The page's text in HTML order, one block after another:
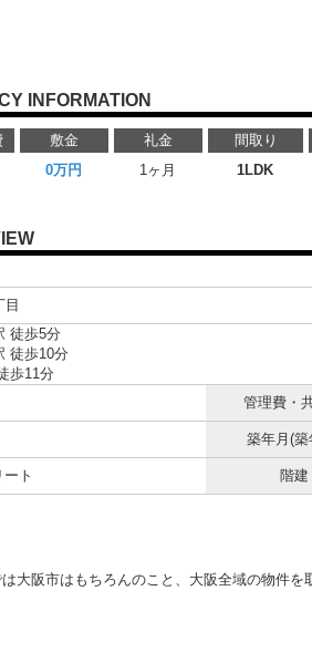
INFORMATION
敷金 礼金 間取り
0万円 1ヶ月 1LDK
目
徒歩5分
徒歩10分
歩11分
管理費・
築年月(築
ト 階建
大阪市はもちろんのこと、大阪全域の物件を